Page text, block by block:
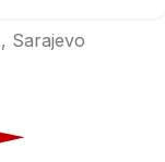
Sarajevo